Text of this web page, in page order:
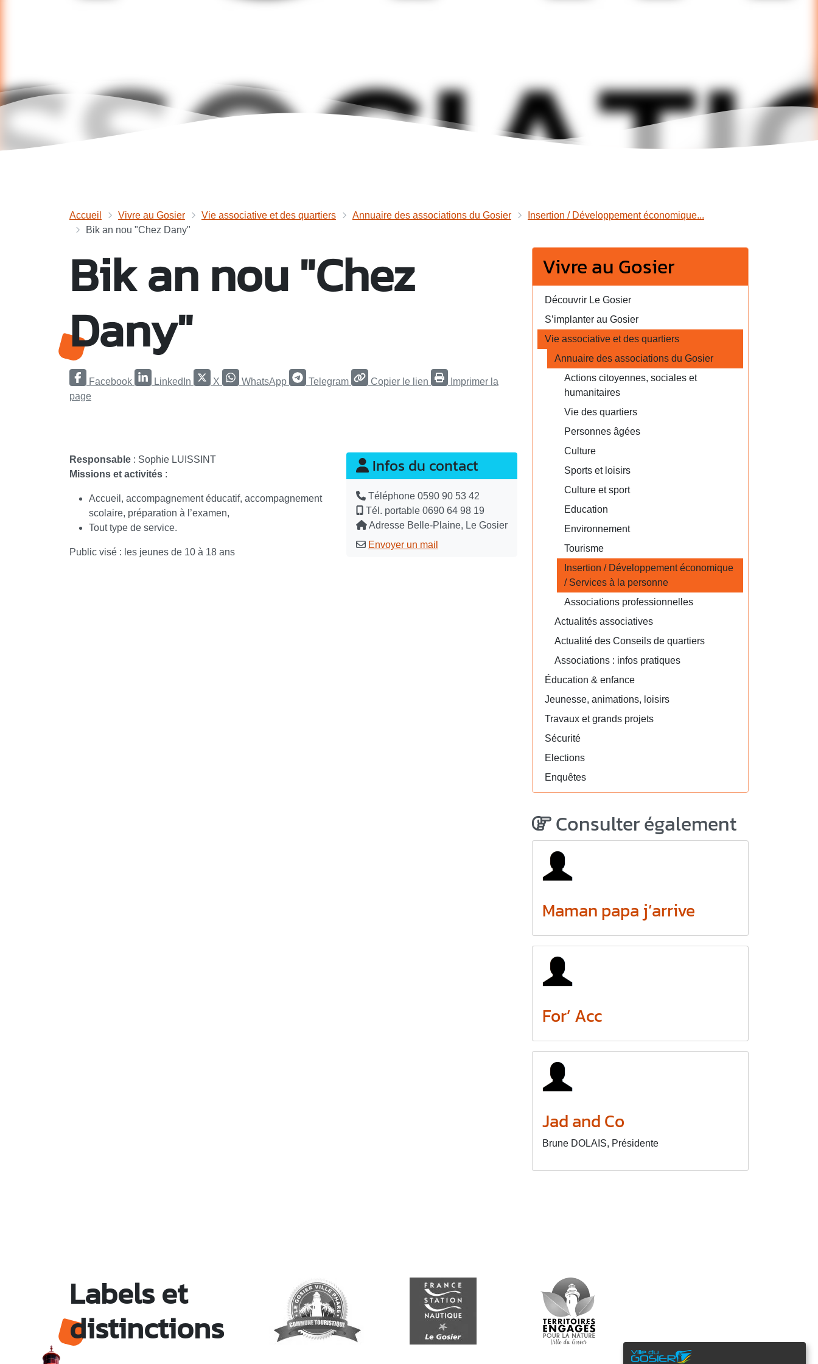
Accueil Vivre au Gosier Vie associative et des quartiers Annuaire des associations du Gosier
Insertion / Développement économique...
Bik an nou "Chez Dany"
Bik an nou "Chez
Dany"
Facebook LinkedIn X WhatsApp Telegram Copier le lien
Imprimer la
page
Infos du contact
Téléphone 0590 90 53 42
Tél. portable 0690 64 98 19
Adresse Belle-Plaine, Le Gosier
Envoyer un mail
Responsable : Sophie LUISSINT
Missions et activités :
Accueil, accompagnement éducatif, accompagnement
scolaire, préparation à l’examen,
Tout type de service.
Public visé : les jeunes de 10 à 18 ans
Vivre au Gosier
Découvrir Le Gosier
S’implanter au Gosier
Vie associative et des quartiers
Annuaire des associations du Gosier
Actions citoyennes, sociales et
humanitaires
Vie des quartiers
Personnes âgées
Culture
Sports et loisirs
Culture et sport
Education
Environnement
Tourisme
Insertion / Développement économique
/ Services à la personne
Associations professionnelles
Actualités associatives
Actualité des Conseils de quartiers
Associations : infos pratiques
Éducation & enfance
Jeunesse, animations, loisirs
Travaux et grands projets
Sécurité
Elections
Enquêtes
Consulter également
Maman papa j’arrive
For’ Acc
Jad and Co
Brune DOLAIS, Présidente
Labels et
distinctions